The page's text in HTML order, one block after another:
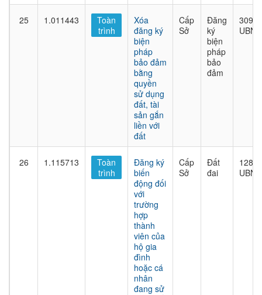
25 1.011443
Toàn
trình
Xóa
đăng ký
biện
pháp
bảo đảm
bằng
quyền
sử dụng
đất, tài
sản gắn
liền với
đất
Cấp
Sở
Đăng
ký
biện
pháp
bảo
đảm
309/
UBND
26 1.115713
Toàn
trình
Đăng ký
biến
động đối
với
trường
hợp
thành
viên của
hộ gia
đình
hoặc cá
nhân
đang sử
Cấp
Sở
Đất
đai
UBND